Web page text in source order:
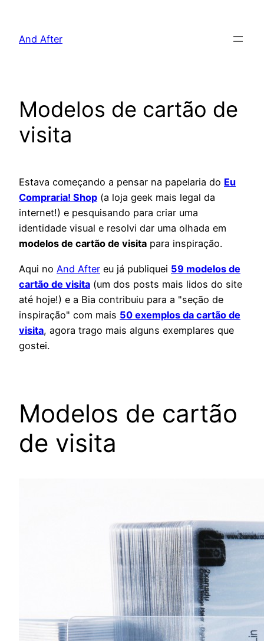
And After
Modelos de cartão de
visita
Estava começando a pensar na papelaria do Eu
Compraria! Shop (a loja geek mais legal da
internet!) e pesquisando para criar uma
identidade visual e resolvi dar uma olhada em
modelos de cartão de visita para inspiração.
Aqui no And After eu já publiquei 59 modelos de
cartão de visita (um dos posts mais lidos do site
até hoje!) e a Bia contribuiu para a "seção de
inspiração" com mais 50 exemplos da cartão de
visita, agora trago mais alguns exemplares que
gostei.
Modelos de cartão
de visita